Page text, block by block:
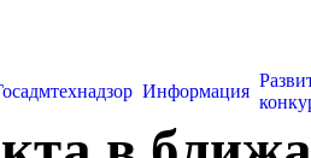
Информация